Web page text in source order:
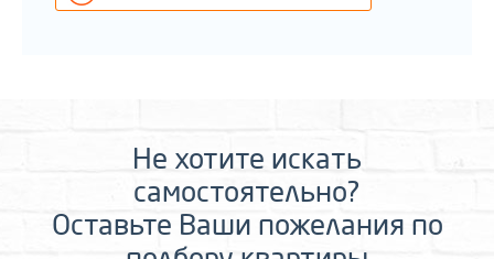
Не хотите искать
самостоятельно?
Оставьте Ваши пожелания по